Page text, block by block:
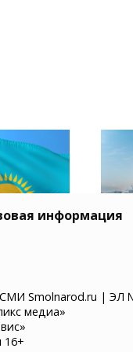
на
и
информация
Smolnarod.ru | ЭЛ
медиа»
16+